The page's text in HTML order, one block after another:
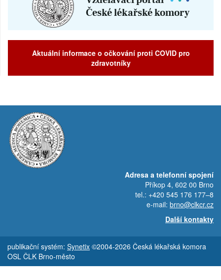
Aktuální informace o očkování proti COVID pro
zdravotníky
Adresa a telefonní spojení
Příkop 4, 602 00 Brno
tel.: +420 545 176 177–8
e-mail: brno@clkcr.cz
Další kontakty
publikační systém: Synetix ©2004-2026 Česká lékařská komora
OSL ČLK Brno-město